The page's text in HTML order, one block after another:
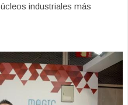
industriales más